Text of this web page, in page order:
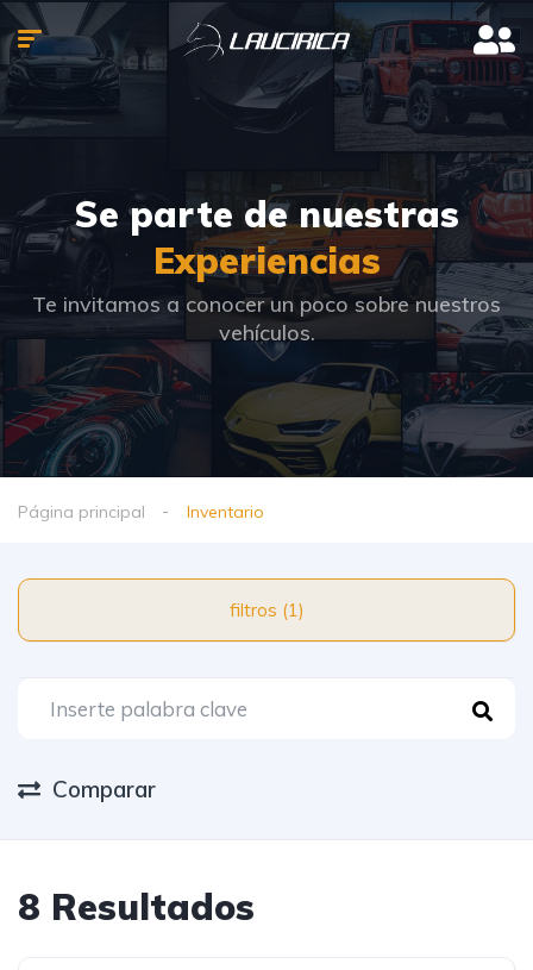
Se parte de nuestras
Experiencias
Te invitamos a conocer un poco sobre nuestros
vehículos.
Página principal Inventario
filtros (1)
Comparar
8 Resultados